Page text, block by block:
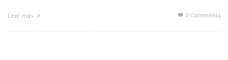
Leer más 0 Comments